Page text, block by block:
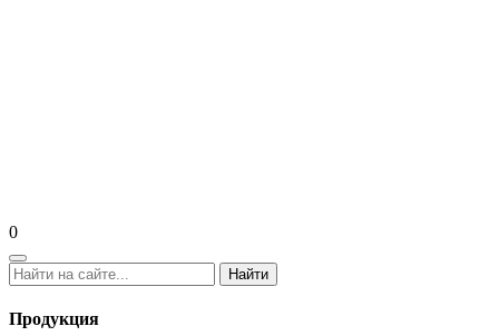
0
Найти
Продукция